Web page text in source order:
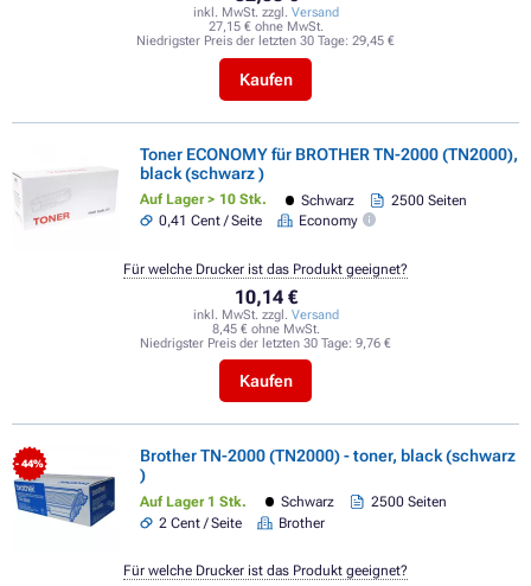
inkl. MwSt. zzgl. Versand
27,15 € ohne MwSt.
Niedrigster Preis der letzten 30 Tage: 29,45 €
Kaufen
Toner ECONOMY für BROTHER TN-2000 (TN2000),
black (schwarz )
Auf Lager > 10 Stk. Schwarz
2500 Seiten
0,41 Cent / Seite
Economy
10,14 €
inkl. MwSt. zzgl. Versand
8,45 € ohne MwSt.
Niedrigster Preis der letzten 30 Tage: 9,76 €
Kaufen
Für welche Drucker ist das Produkt geeignet?
- 44%
Brother TN-2000 (TN2000) - toner, black (schwarz
)
Auf Lager 1 Stk. Schwarz
2500 Seiten
2 Cent / Seite
Brother
Für welche Drucker ist das Produkt geeignet?